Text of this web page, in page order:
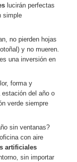
lucirán perfectas
simple
no pierden hojas
y no mueren.
es una inversión en
forma y
estación del año o
verde siempre
sin ventanas?
con aire
artificiales
sin importar